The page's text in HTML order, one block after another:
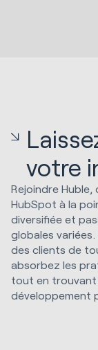
votre
Rejoindre
HubSpot à la
diversifiée et
globales
des clients de
absorbez les
tout en trouvant
développement